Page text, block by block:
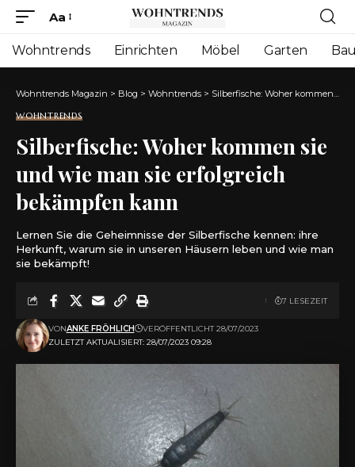
Font
Resizer
Aa
Wohntrends Einrichten Möbel Garten
Wohntrends Magazin > Blog > Wohntrends > Silberfische: Woher kommen sie und wie man sie erfolgreich bekämpfen kann
WOHNTRENDS
Silberfische: Woher kommen sie
und wie man sie erfolgreich
bekämpfen kann
Lernen Sie die Geheimnisse der Silberfische kennen: ihre
Herkunft, warum sie in unseren Häusern leben und wie man
sie bekämpft!
ZULETZT AKTUALISIERT: 28/07/2023 09:28
VONANKE FRÖHLICH VERÖFFENTLICHT 28/07/2023
7 LESEZEIT